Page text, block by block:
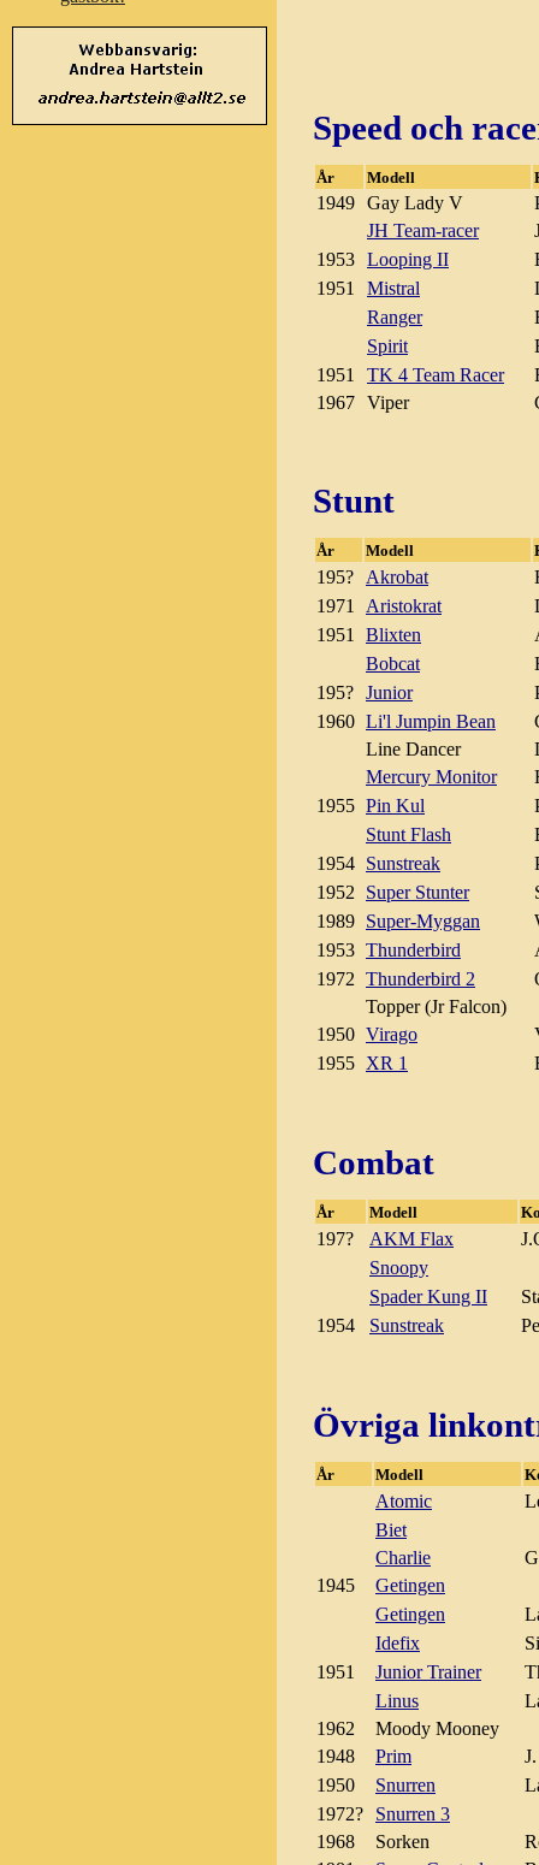
Speed och
År Modell
1949 Gay Lady V
JH Team-racer
1953 Looping II
1951
Mistral
Ranger
Spirit
1951
TK 4 Team Racer
1967 Viper
Stunt
År Modell
195? Akrobat
1971
Aristokrat
1951
Blixten
Bobcat
195? Junior
1960 Li'l Jumpin Bean
Line Dancer
Mercury Monitor
1955 Pin Kul
Stunt Flash
1954 Sunstreak
1952
Super Stunter
1989 Super-Myggan
1953 Thunderbird
1972 Thunderbird 2
Topper (Jr Falcon)
1950 Virago
1955 XR 1
Combat
År Modell
197? AKM Flax
Snoopy
Spader Kung II
1954
Sunstreak
Övriga
År Modell
Atomic
Biet
Charlie
1945
Getingen
Getingen
Idefix
1951
Junior Trainer
Linus
1962
Moody Mooney
1948
Prim
1950
Snurren
1972?
Snurren 3
1968
Sorken